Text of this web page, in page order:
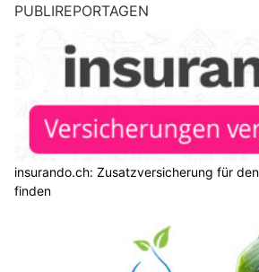
PUBLIREPORTAGEN
insurando.ch: Zusatzversicherung für
finden